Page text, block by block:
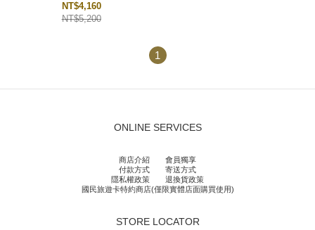
NT$4,160
NT$5,200
1
ONLINE SERVICES
商店介紹
會員獨享
付款方式
寄送方式
隱私權政策
退換貨政策
國民旅遊卡特約商店(僅限實體店面購買使用)
STORE LOCATOR